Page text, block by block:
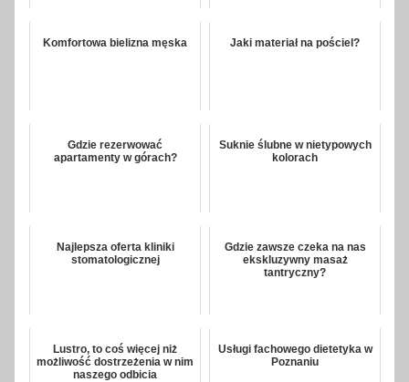
Komfortowa bielizna męska Jaki materiał na pościel?
Gdzie rezerwować
apartamenty w górach?
Suknie ślubne w nietypowych
kolorach
Najlepsza oferta kliniki
stomatologicznej
Gdzie zawsze czeka na nas
ekskluzywny masaż
tantryczny?
Lustro, to coś więcej niż
możliwość dostrzeżenia w nim
naszego odbicia
Usługi fachowego dietetyka w
Poznaniu